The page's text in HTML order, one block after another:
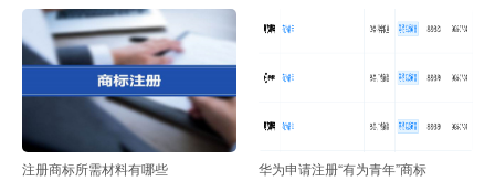
注册商标所需材料有哪些 华为申请注册“有为青年”商标